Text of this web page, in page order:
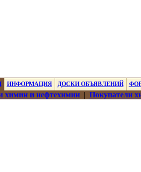
ИНФОРМАЦИЯ ДОСКИ ОБЪЯВЛЕНИЙ
химии и нефтехимии| Покупатели